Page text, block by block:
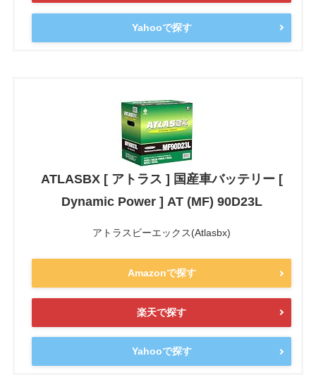
Yahooで探す
ATLASBX [ アトラス ] 国産車バッテリー [
Dynamic Power ] AT (MF) 90D23L
アトラスビーエックス(Atlasbx)
Amazonで探す
楽天で探す
Yahooで探す